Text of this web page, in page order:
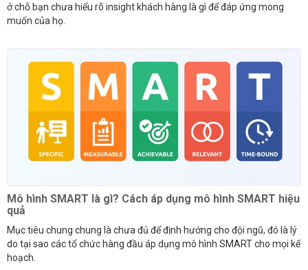
ở chỗ bạn chưa hiểu rõ insight khách hàng là gì để đáp ứng mong
muốn của họ.
Mô hình SMART là gì? Cách áp dụng mô hình SMART hiệu
quả
Mục tiêu chung chung là chưa đủ để định hướng cho đội ngũ, đó là lý
do tại sao các tổ chức hàng đầu áp dụng mô hình SMART cho mọi kế
hoạch.